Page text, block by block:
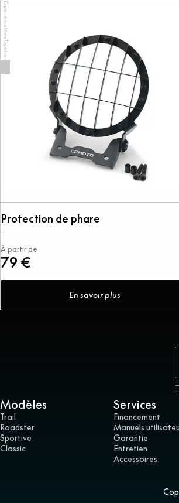
ExperienceMoreTogether
Protection de phare
À partir de
79 €
En savoir plus
Modèles
Trail
Roadster
Sportive
Classic
Services
Financement
Manuels
Garantie
Entretien
Accessoires